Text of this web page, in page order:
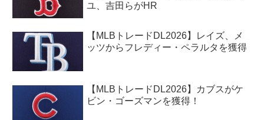
ユ、吉田らがHR
【MLBトレードDL2026】レイズ、メ
ッツからフレディー・ペラルタを獲得
【MLBトレードDL2026】カブスがケ
ビン・ゴーズマンを獲得！